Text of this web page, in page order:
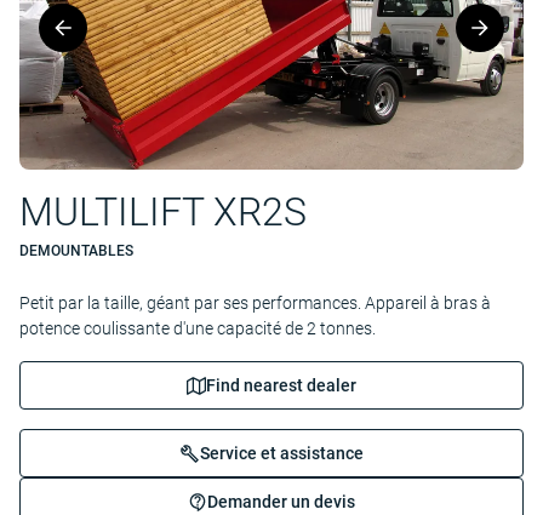
MULTILIFT XR2S
DEMOUNTABLES
Petit par la taille, géant par ses performances. Appareil à bras à
potence coulissante d'une capacité de 2 tonnes.
Find nearest dealer
Service et assistance
Demander un devis